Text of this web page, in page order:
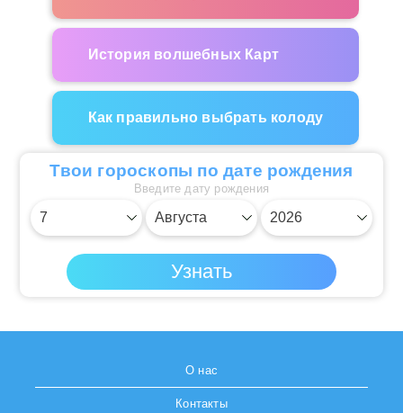
История волшебных Карт
Как правильно выбрать колоду
Твои гороскопы по дате рождения
Введите дату рождения
О нас
Контакты